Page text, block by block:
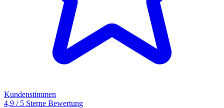
Kundenstimmen
4,9 / 5 Sterne Bewertung